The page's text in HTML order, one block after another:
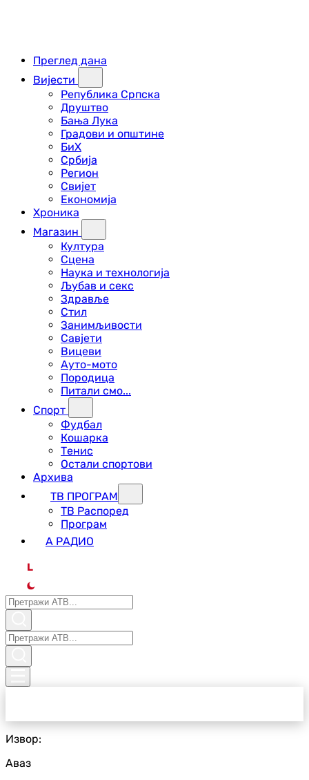
Преглед дана
Вијести
Република Српска
Друштво
Бања Лука
Градови и општине
БиХ
Србија
Регион
Свијет
Економија
Хроника
Магазин
Култура
Сцена
Наука и технологија
Љубав и секс
Здравље
Стил
Занимљивости
Савјети
Вицеви
Ауто-мото
Породица
Питали смо...
Спорт
Фудбал
Кошарка
Тенис
Остали спортови
Архива
ТВ ПРОГРАМ
ТВ Распоред
Програм
А РАДИО
L
Извор:
Аваз